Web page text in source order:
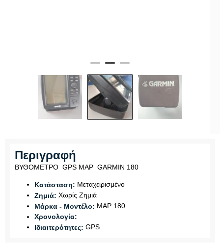
Περιγραφή
ΒΥΘΟΜΕΤΡΟ GPS MAP GARMIN 180
Κατάσταση: Μεταχειρισμένο
Ζημιά: Χωρίς Ζημιά
Μάρκα - Μοντέλο: MAP 180
Χρονολογία:
Ιδιαιτερότητες: GPS